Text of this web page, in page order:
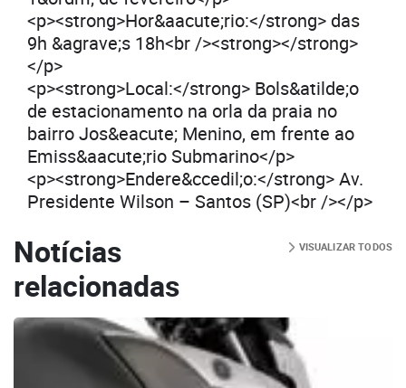
<p><strong>Hor&aacute;rio:</strong> das
9h &agrave;s 18h<br /><strong></strong>
</p>
<p><strong>Local:</strong> Bols&atilde;o
de estacionamento na orla da praia no
bairro Jos&eacute; Menino, em frente ao
Emiss&aacute;rio Submarino</p>
<p><strong>Endere&ccedil;o:</strong> Av.
Presidente Wilson – Santos (SP)<br /></p>
Notícias
relacionadas
VISUALIZAR TODOS